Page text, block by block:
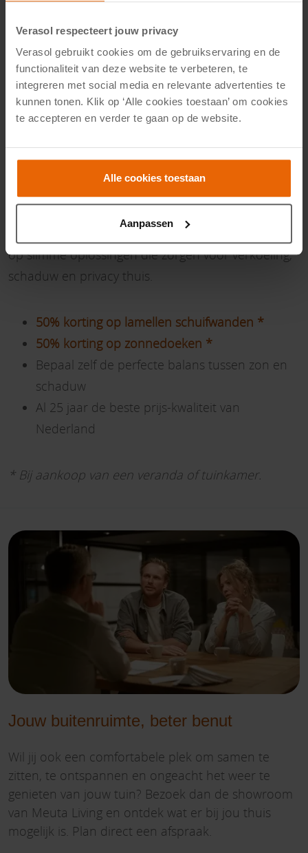
Verasol respecteert jouw privacy
Verasol gebruikt cookies om de gebruikservaring en de
functionaliteit van deze website te verbeteren, te
integreren met social media en relevante advertenties te
kunnen tonen. Klik op ‘Alle cookies toestaan’ om cookies
te accepteren en verder te gaan op de website.
Alle cookies toestaan
Aanpassen
augustus t/m 4 september
om deze zomer te genieten. Tijdens het Verasol
Schaduwvoordeel ontvang je tijdelijk extra korting
op slimme oplossingen die zorgen voor verkoeling,
schaduw en privacy thuis.
50% korting op lamellen schuifwanden *
50% korting op zonnedoeken *
Bepaal zelf de perfecte balans tussen zon en
schaduw
Al 25 jaar de beste prijs-kwaliteit van
Nederland
* Bij aankoop van een veranda of tuinkamer.
Jouw buitenruimte, beter benut
Wil jij ook een comfortabele plek om samen te
zitten, te ontspannen en ongeacht het weer te
genieten van jouw tuin? Bezoek dan de showroom
van Meuta Living en ontdek wat er bij jou thuis
mogelijk is. Plan direct een afspraak.